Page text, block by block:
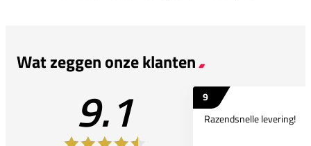
Wat zeggen onze klanten
9.1
9
Razendsnelle levering!